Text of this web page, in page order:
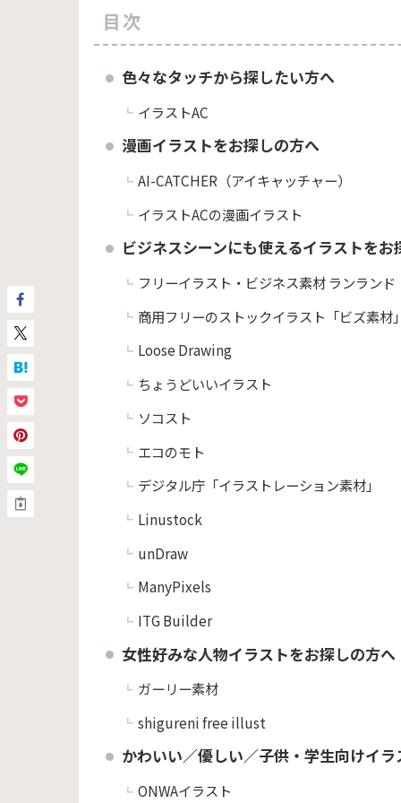
目次
色々なタッチから探したい方へ
イラストAC
漫画イラストをお探しの方へ
AI-CATCHER（アイキャッチャー）
イラストACの漫画イラスト
ビジネスシーンにも使えるイラストをお
フリーイラスト・ビジネス素材 ランランド
商用フリーのストックイラスト「ビズ素材」
Loose Drawing
ちょうどいいイラスト
ソコスト
エコのモト
デジタル庁「イラストレーション素材」
Linustock
unDraw
ManyPixels
ITG Builder
女性好みな人物イラストをお探しの方へ
ガーリー素材
shigureni free illust
かわいい／優しい／子供・学生向けイ
ONWAイラスト